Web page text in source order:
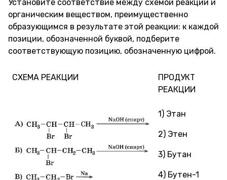
Установите соответствие между схемой реакции и
органическим веществом, преимущественно
образующимся в результате этой реакции: к каждой
позиции, обозначенной буквой, подберите
соответствующую позицию, обозначенную цифрой.
СХЕМА РЕАКЦИИ
ПРОДУКТ
РЕАКЦИИ
1) Этан
2) Этен
3) Бутан
4) Бутен-1